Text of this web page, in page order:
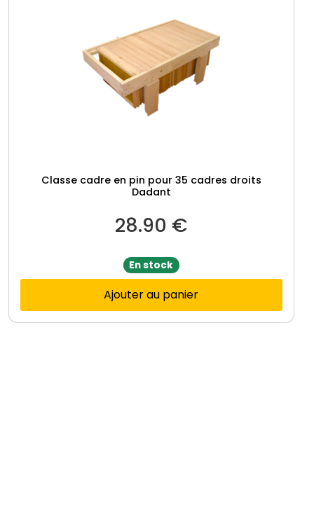
Classe cadre en pin pour 35 cadres droits
Dadant
28.90 €
En stock
Ajouter au panier